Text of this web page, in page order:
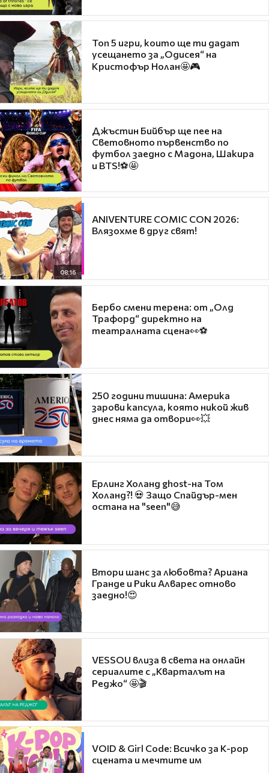
Топ 5 игри, които ще ти дадат
усещането за „Одисея“ на
Кристофър Нолан🤩🎮
Джъстин Бийбър ще пее на
Световното първенство по
футбол заедно с Мадона, Шакира
и BTS!⚽🤩
08:16
ANIVENTURE COMIC CON 2026:
Влязохме в друг свят!
Бербо смени терена: от „Олд
Трафорд“ директно на
театралната сцена👀⚽
250 години тишина: Америка
зарови капсула, която никой жив
днес няма да отвори👀💥
Ерлинг Холанд ghost-на Том
Холанд?! 💀 Защо Спайдър-мен
остана на "seen"😅
Втори шанс за любовта? Ариана
Гранде и Рики Алварес отново
заедно!😍
VESSOU влиза в света на онлайн
сериалите с „Кварталът на
Реджо“ 🤩🎬
VOID & Girl Code: Всичко за K-pop
сцената и мечтите им